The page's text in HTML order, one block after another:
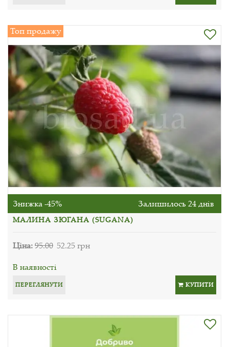
Топ продажу
Знижка -45% Залишилось 24 днів
МАЛИНА ЗЮГАНА (SUGANA)
Ціна:95.00 52.25 грн
В наявності
ПЕРЕГЛЯНУТИ КУПИТИ